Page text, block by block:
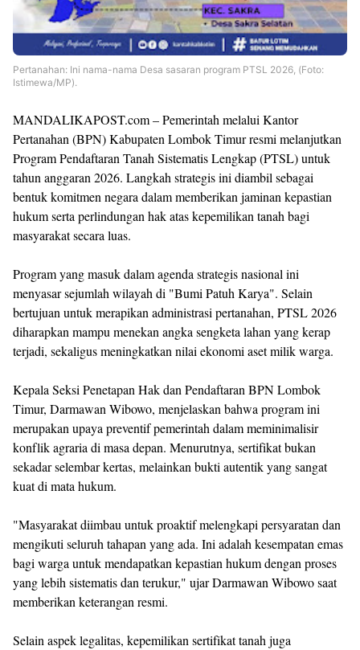
Pertanahan: Ini nama-nama Desa sasaran program PTSL 2026, (Foto:
Istimewa/MP).
MANDALIKAPOST.com – Pemerintah melalui Kantor
Pertanahan (BPN) Kabupaten Lombok Timur resmi melanjutkan
Program Pendaftaran Tanah Sistematis Lengkap (PTSL) untuk
tahun anggaran 2026. Langkah strategis ini diambil sebagai
bentuk komitmen negara dalam memberikan jaminan kepastian
hukum serta perlindungan hak atas kepemilikan tanah bagi
masyarakat secara luas.
Program yang masuk dalam agenda strategis nasional ini
menyasar sejumlah wilayah di "Bumi Patuh Karya". Selain
bertujuan untuk merapikan administrasi pertanahan, PTSL 2026
diharapkan mampu menekan angka sengketa lahan yang kerap
terjadi, sekaligus meningkatkan nilai ekonomi aset milik warga.
Kepala Seksi Penetapan Hak dan Pendaftaran BPN Lombok
Timur, Darmawan Wibowo, menjelaskan bahwa program ini
merupakan upaya preventif pemerintah dalam meminimalisir
konflik agraria di masa depan. Menurutnya, sertifikat bukan
sekadar selembar kertas, melainkan bukti autentik yang sangat
kuat di mata hukum.
"Masyarakat diimbau untuk proaktif melengkapi persyaratan dan
mengikuti seluruh tahapan yang ada. Ini adalah kesempatan emas
bagi warga untuk mendapatkan kepastian hukum dengan proses
yang lebih sistematis dan terukur," ujar Darmawan Wibowo saat
memberikan keterangan resmi.
Selain aspek legalitas, kepemilikan sertifikat tanah juga